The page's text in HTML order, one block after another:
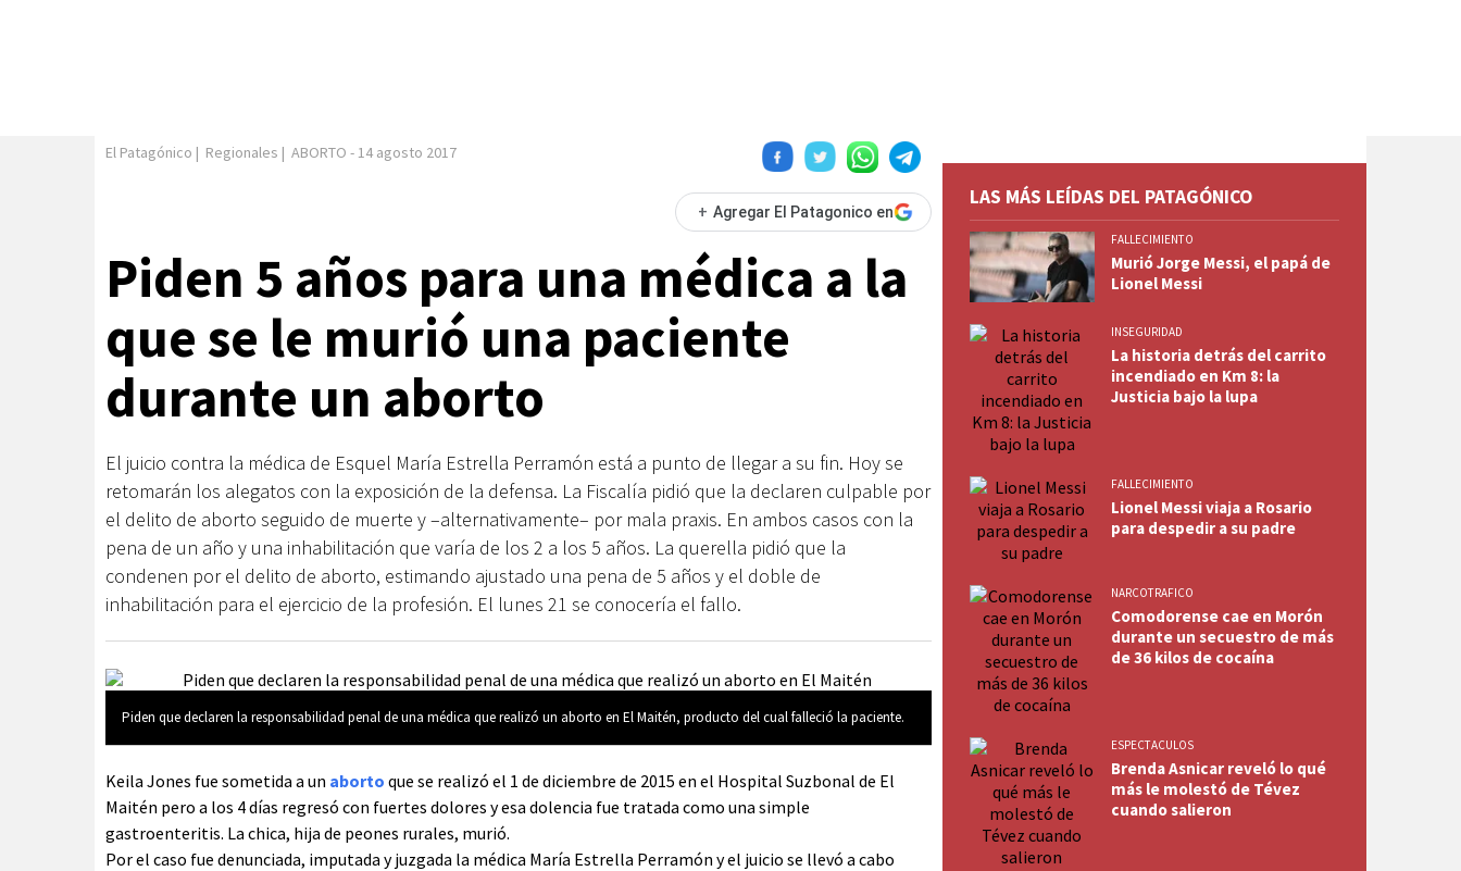
El Patagónico | Regionales | ABORTO - 14 agosto 2017
+ Agregar El Patagonico en
Piden 5 años para una médica a la
que se le murió una paciente
durante un aborto
El juicio contra la médica de Esquel María Estrella Perramón está a punto de llegar a su fin. Hoy se
retomarán los alegatos con la exposición de la defensa. La Fiscalía pidió que la declaren culpable por
el delito de aborto seguido de muerte y –alternativamente– por mala praxis. En ambos casos con la
pena de un año y una inhabilitación que varía de los 2 a los 5 años. La querella pidió que la
condenen por el delito de aborto, estimando ajustado una pena de 5 años y el doble de
inhabilitación para el ejercicio de la profesión. El lunes 21 se conocería el fallo.
Piden que declaren la responsabilidad penal de una médica que realizó un aborto en El Maitén, producto del cual falleció la paciente.
Keila Jones fue sometida a un aborto que se realizó el 1 de diciembre de 2015 en el Hospital Suzbonal de El
Maitén pero a los 4 días regresó con fuertes dolores y esa dolencia fue tratada como una simple
gastroenteritis. La chica, hija de peones rurales, murió.
Por el caso fue denunciada, imputada y juzgada la médica María Estrella Perramón y el juicio se llevó a cabo
LAS MÁS LEÍDAS DEL PATAGÓNICO
FALLECIMIENTO
Murió Jorge Messi, el papá de
Lionel Messi
INSEGURIDAD
La historia detrás del carrito
incendiado en Km 8: la
Justicia bajo la lupa
FALLECIMIENTO
Lionel Messi viaja a Rosario
para despedir a su padre
NARCOTRAFICO
Comodorense cae en Morón
durante un secuestro de más
de 36 kilos de cocaína
ESPECTACULOS
Brenda Asnicar reveló lo qué
más le molestó de Tévez
cuando salieron